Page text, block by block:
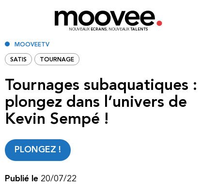
NOUVEAUX ECRANS, NOUVEAUX TALENTS
MOOVEETV
SATIS TOURNAGE
Tournages subaquatiques :
plongez dans l’univers de
Kevin Sempé !
PLONGEZ !
Publié le 20/07/22